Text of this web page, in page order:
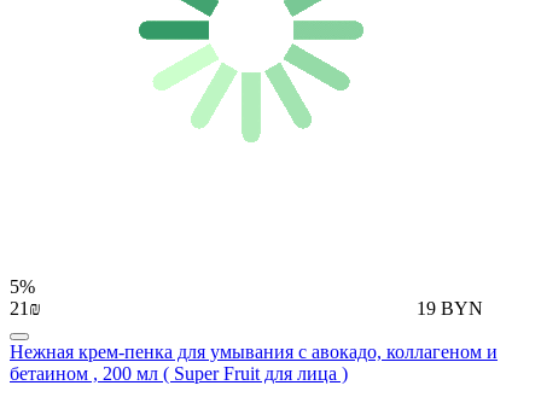
5%
21₪
19 BYN
Нежная крем-пенка для умывания с авокадо, коллагеном и
бетаином , 200 мл ( Super Fruit для лица )